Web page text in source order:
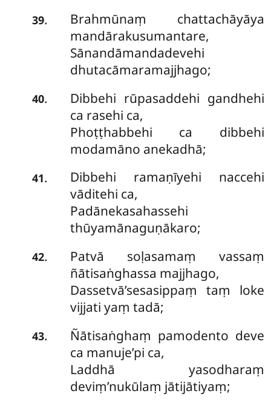
39.
Brahmūnaṃ chattachāyāya
mandārakusumantare,
Sānandāmandadevehi
dhutacāmaramajjhago;
40.
Dibbehi rūpasaddehi gandhehi
ca rasehi ca,
Phoṭṭhabbehi ca dibbehi
modamāno anekadhā;
41.
Dibbehi ramaṇīyehi naccehi
vāditehi ca,
Padānekasahassehi
thūyamānaguṇākaro;
42.
Patvā soḷasamaṃ vassaṃ
ñātisaṅghassa majjhago,
Dassetvā’sesasippaṃ taṃ loke
vijjati yaṃ tadā;
43.
Ñātisaṅghaṃ pamodento deve
ca manuje’pi ca,
Laddhā yasodharaṃ
deviṃ’nukūlaṃ jātijātiyaṃ;